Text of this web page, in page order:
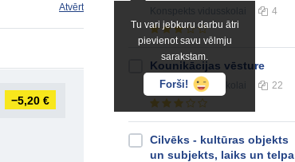
Atvērt
−5,20 €
Tu vari jebkuru darbu ātri
pievienot savu vēlmju
sarakstam.
Forši!
4
Kounikācijas vēsture
Konspektsvidusskolai 22
Cilvēks - kultūras objekts
un subjekts, laiks un telpa